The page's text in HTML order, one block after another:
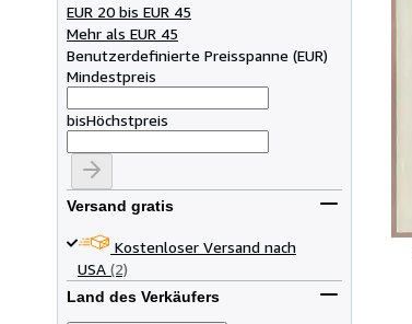
EUR 20 bis EUR 45
Mehr als EUR 45
Benutzerdefinierte Preisspanne (EUR)
Mindestpreis
bisHöchstpreis
Versand gratis
Kostenloser Versand nach
USA (2)
Land des Verkäufers